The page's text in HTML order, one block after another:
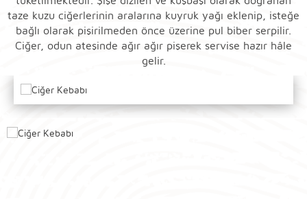
taze kuzu ciğerlerinin aralarına kuyruk yağı eklenip, isteğe
bağlı olarak pişirilmeden önce üzerine pul biber serpilir.
Ciğer, odun ateşinde ağır ağır pişerek servise hazır hâle
gelir.